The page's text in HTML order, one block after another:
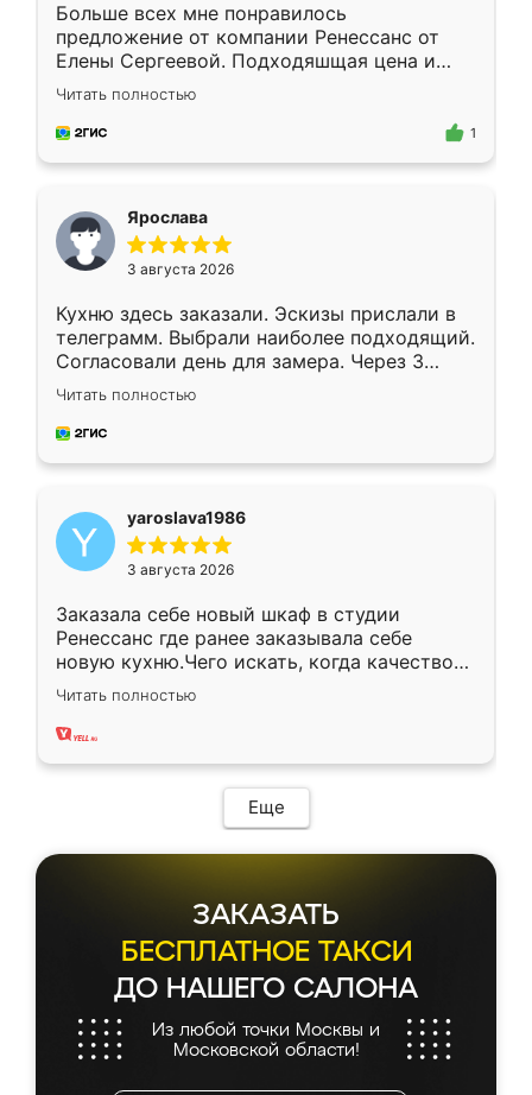
Больше всех мне понравилось
предложение от компании Ренессанс от
Елены Сергеевой. Подходяшщая цена и
короткие сроки изготовления. Приехавший
для замера сотрудник Владислав
предложил по моему эскизу самый
Читать полностью
1
Ярослава
3 августа 2026
Кухню здесь заказали. Эскизы прислали в
телеграмм. Выбрали наиболее подходящий.
Согласовали день для замера. Через 3
недели кухня была уже готова. Остались
довольны работой. Спасибо Ренессанс
мебель за качественную работу!
Читать полностью
yaroslava1986
3 августа 2026
Заказала себе новый шкаф в студии
Ренессанс где ранее заказывала себе
новую кухню.Чего искать, когда качеством
вполне довольна. Служит кухня уже почти
два года, нареканий нет.
Читать полностью
Еще
ЗАКАЗАТЬ
БЕСПЛАТНОЕ ТАКСИ
ДО НАШЕГО САЛОНА
Из любой точки Москвы и
Московской области!